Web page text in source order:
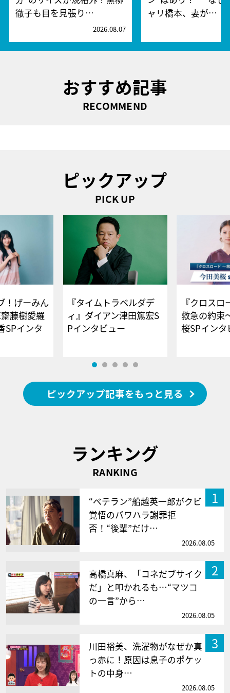
徹子も目を見張り…
2026.08.07
ャリ橋本、妻が…
おすすめ記事
RECOMMEND
ピックアップ
PICK UP
！げーみん
藤樹愛羅
SPインタ
『タイムトラベルダデ
ィ』ダイアン津田篤宏S
Pインタビュー
『クロス
救急の約束
桜SPイ
ピックアップ記事をもっと見る
ランキング
RANKING
1
“ベテラン”船越英一郎がクビ
覚悟のパワハラ謝罪拒
否！“後輩”だけ…
2026.08.05
2
高橋真麻、「コネだブサイク
だ」と叩かれるも…“マツコ
の一言”から…
2026.08.05
3
川田裕美、洗濯物がなぜか真
っ赤に！原因は息子のポケッ
トの中身…
2026.08.05